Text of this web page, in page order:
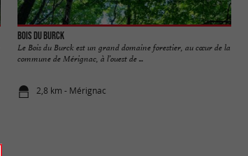
Bois du Burck
Le Bois du Burck est un grand domaine forestier, au cœur de la
commune de Mérignac, à l’ouest de ...
2,8 km - Mérignac